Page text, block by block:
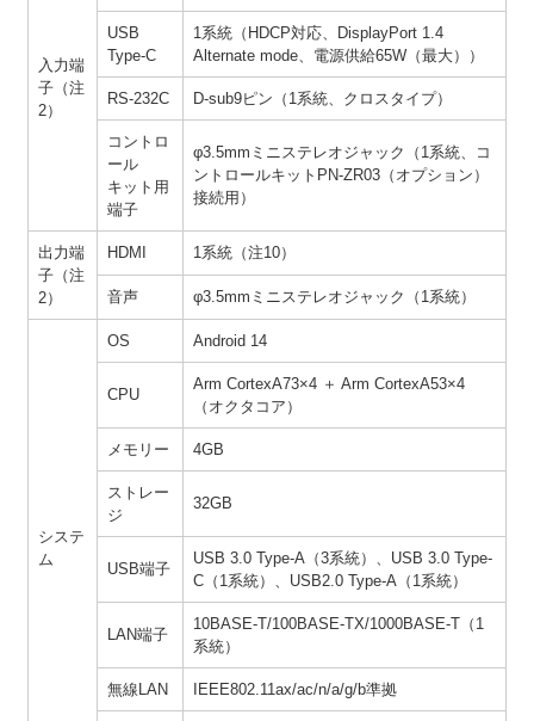
入力端
子（注
2）
USB
Type-C
1系統（HDCP対応、DisplayPort 1.4
Alternate mode、電源供給65W（最大））
RS-232C D-sub9ピン（1系統、クロスタイプ）
コントロ
ール
キット用
端子
φ3.5mmミニステレオジャック（1系統、コ
ントロールキットPN-ZR03（オプション）
接続用）
出力端
子（注
2）
HDMI 1系統（注10）
音声 φ3.5mmミニステレオジャック（1系統）
システ
ム
OS Android 14
CPU
Arm CortexA73×4 ＋ Arm CortexA53×4
（オクタコア）
メモリー 4GB
ストレー
ジ
32GB
USB端子
USB 3.0 Type-A（3系統）、USB 3.0 Type-
C（1系統）、USB2.0 Type-A（1系統）
LAN端子
10BASE-T/100BASE-TX/1000BASE-T（1
系統）
無線LAN IEEE802.11ax/ac/n/a/g/b準拠